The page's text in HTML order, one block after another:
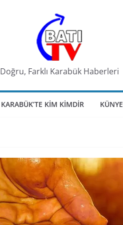
Doğru, Farklı Karabük Haberleri
KARABÜK’TE KIM KIMDIR KÜNYE